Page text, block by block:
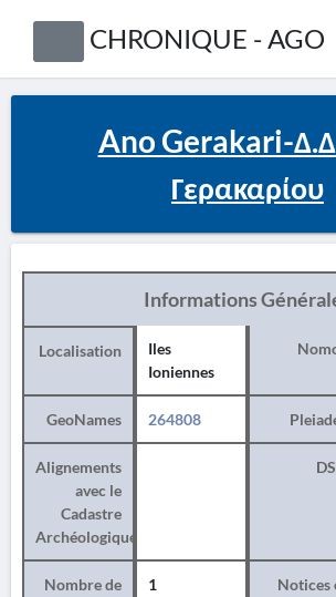
CHRONIQUE - AGO
Ano Gerakari-
Γερακαρίου
Informations
Localisation
Iles
Ioniennes
GeoNames 264808
Alignements
avec le
Cadastre
Archéologique
Nombre de
1
Notices